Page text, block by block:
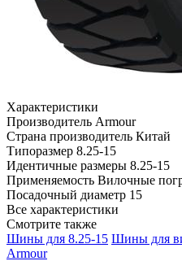
Характеристики
Производитель Armour
Страна производитель Китай
Типоразмер 8.25-15
Идентичные размеры 8.25-15
Применяемость Вилочные
Посадочный диаметр 15
Все характеристики
Смотрите также
Шины для 8.25-15 Шины для
Armour